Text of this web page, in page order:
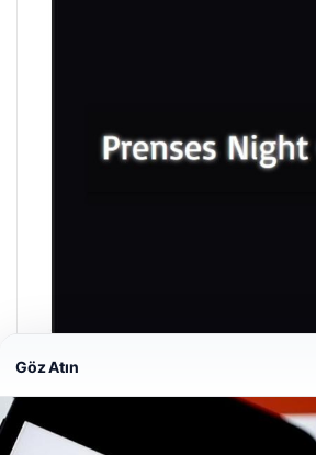
Prenses Night Club
Nisan 29, 2026
Göz Atın